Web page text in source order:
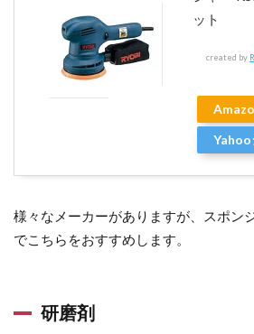
回目
3.6
ング
テナ
ンス
ット
created by
Yahoo
様々なメーカーがありますが、スポン
でこちらをおすすめします。
研磨剤